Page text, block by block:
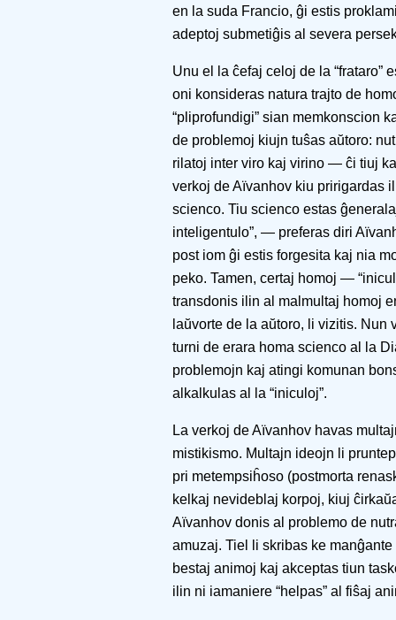
en la suda Francio, ĝi estis
adeptoj submetiĝis al severa
Unu el la ĉefaj celoj de la “frataro”
oni konsideras natura trajto de
“pliprofundigi” sian memkonscion
de problemoj kiujn tuŝas aŭtoro:
rilatoj inter viro kaj virino — ĉi tiuj
verkoj de Aïvanhov kiu pririgardas
scienco. Tiu scienco estas
inteligentulo”, — preferas diri
post iom ĝi estis forgesita kaj nia
peko. Tamen, certaj homoj —
transdonis ilin al malmultaj homoj
laŭvorte de la aŭtoro, li vizitis. Nun
turni de erara homa scienco al la
problemojn kaj atingi komunan
alkalkulas al la “iniculoj”.
La verkoj de Aïvanhov havas
mistikismo. Multajn ideojn li
pri metempsiĥoso (postmorta
kelkaj nevideblaj korpoj, kiuj
Aïvanhov donis al problemo de
amuzaj. Tiel li skribas ke
bestaj animoj kaj akceptas tiun
ilin ni iamaniere “helpas” al fiŝaj